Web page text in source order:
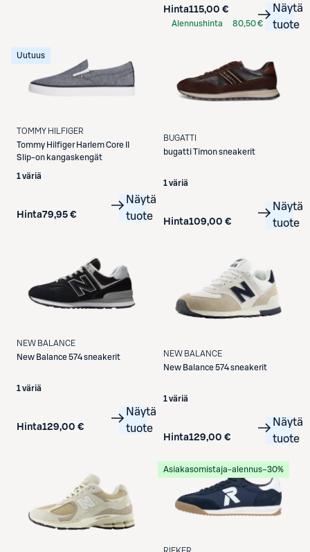
Hinta115,00 €
Alennushinta
80,50 €
Näytä
tuote
Uutuus
TOMMY HILFIGER
Tommy Hilfiger Harlem Core II
Slip-on kangaskengät
1 väriä
Hinta79,95 €
Näytä
tuote
BUGATTI
bugattiTimon sneakerit
1 väriä
Hinta109,00 €
Näytä
tuote
NEW BALANCE
New Balance574 sneakerit
1 väriä
Hinta129,00 €
Näytä
tuote
NEW BALANCE
New Balance574 sneakerit
1 väriä
Hinta129,00 €
Näytä
tuote
Asiakasomistaja-alennus−30%
RIEKER